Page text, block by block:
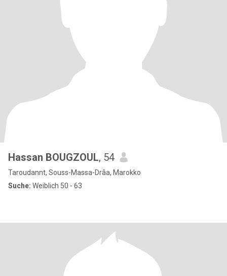
Hassan BOUGZOUL, 54
Taroudannt, Souss-Massa-Drâa, Marokko
Suche: Weiblich 50 - 63